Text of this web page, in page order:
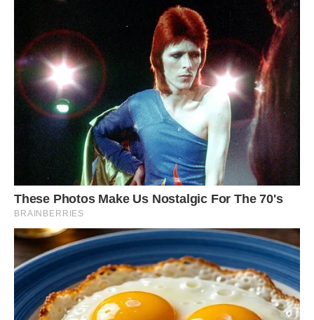
Передрук без посилання на Ibilingua.com. заборонено.
Фото ілюстративне, з відкритих джерел, freepik.com